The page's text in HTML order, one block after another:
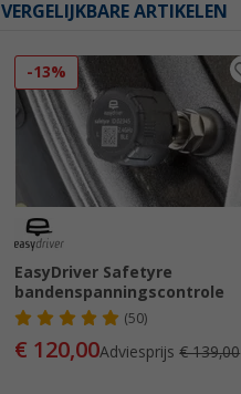
VERGELIJKBARE ARTIKELEN
-13%
EasyDriver Safetyre
bandenspanningscontrole
(50)
€ 120,00Adviesprijs€ 139,00